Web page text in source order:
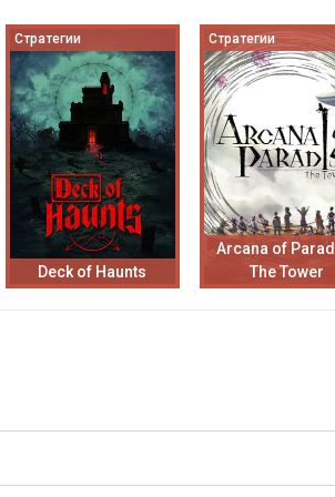
Стратегии
Deck of Haunts
Стратегии
Arcana of
The Tower